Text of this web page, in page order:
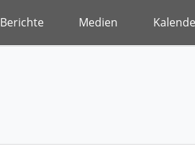
Berichte Medien